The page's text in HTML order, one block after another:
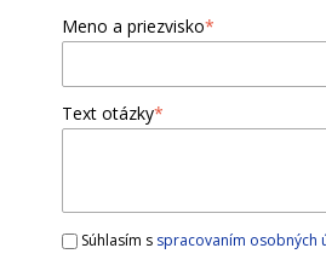
Meno a priezvisko*
Text otázky*
Súhlasím s spracovaním osobných